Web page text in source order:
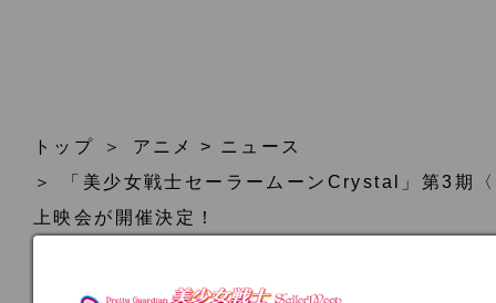
トップ アニメ > ニュース
「美少女戦士セーラームーンCrystal」第3期
上映会が開催決定！